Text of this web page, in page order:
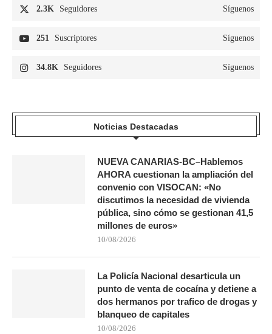
2.3K Seguidores Síguenos
251 Suscriptores Síguenos
34.8K Seguidores Síguenos
Noticias Destacadas
NUEVA CANARIAS-BC–Hablemos
AHORA cuestionan la ampliación del
convenio con VISOCAN: «No
discutimos la necesidad de vivienda
pública, sino cómo se gestionan 41,5
millones de euros»
10/08/2026
La Policía Nacional desarticula un
punto de venta de cocaína y detiene a
dos hermanos por trafico de drogas y
blanqueo de capitales
10/08/2026